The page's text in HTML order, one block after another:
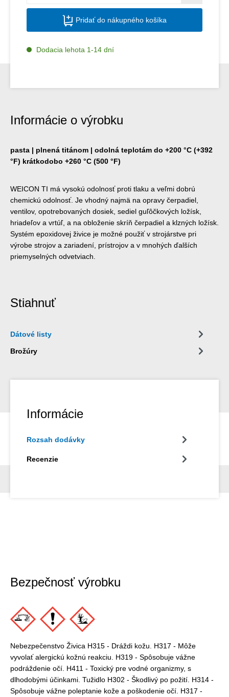
Pridať do nákupného košíka
Dodacia lehota 1-14 dní
Informácie o výrobku
pasta | plnená titánom | odolná teplotám do +200 °C (+392
°F) krátkodobo +260 °C (500 °F)
WEICON TI má vysokú odolnosť proti tlaku a veľmi dobrú
chemickú odolnosť. Je vhodný najmä na opravy čerpadiel,
ventilov, opotrebovaných dosiek, sediel guľôčkových ložísk,
hriadeľov a vrtúľ, a na obloženie skríň čerpadiel a klzných ložísk.
Systém epoxidovej živice je možné použiť v strojárstve pri
výrobe strojov a zariadení, prístrojov a v mnohých ďalších
priemyselných odvetviach.
Stiahnuť
Dátové listy
Brožúry
Informácie
Rozsah dodávky
Recenzie
Bezpečnosť výrobku
Nebezpečenstvo Živica H315 - Dráždi kožu. H317 - Môže
vyvolať alergickú kožnú reakciu. H319 - Spôsobuje vážne
podráždenie očí. H411 - Toxický pre vodné organizmy, s
dlhodobými účinkami. Tužidlo H302 - Škodlivý po požití. H314 -
Spôsobuje vážne poleptanie kože a poškodenie očí. H317 -